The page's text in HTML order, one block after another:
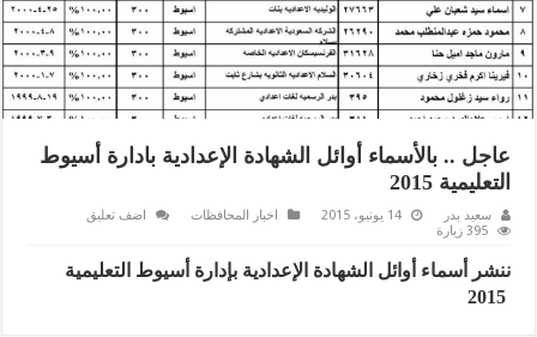
عاجل .. بالأسماء أوائل الشهادة الإعدادية بادارة أسيوط
التعليمية 2015
سعيد بدر 14 يونيو، 2015 اخبار المحافظات
اضف تعليق
395 زيارة
ننشر أسماء أوائل الشهادة الإعدادية بإدارة أسيوط التعليمية